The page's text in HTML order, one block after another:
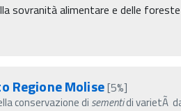
sovranità alimentare e delle foreste
Regione Molise[5%]
conservazione di sementidi varietÃ